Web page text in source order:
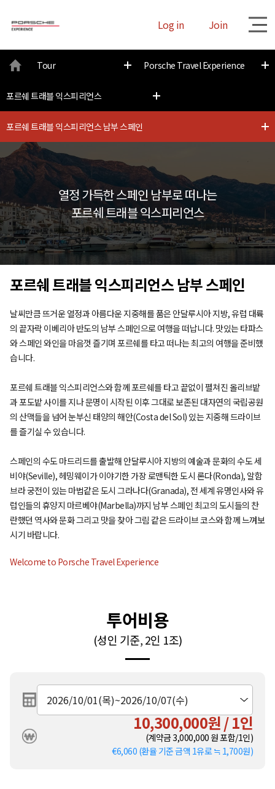
대
메
뉴
Log in Join
Tour Porsche Travel Experience
포르쉐 트래블 익스피리언스
포르쉐 트래블 익스피리언스 남부 스페인
열정 가득한 스페인 남부로 떠나는
포르쉐 트래블 익스피리언스
포르쉐 트래블 익스피리언스 남부 스페인
날씨만큼 뜨거운 열정과 아름다운 지중해를 품은 안달루시아 지방, 유럽 대륙
의 끝자락 이베리아 반도의 남부 스페인으로 여행을 떠납니다. 맛있는 타파스
와 스페인 와인을 마음껏 즐기며 포르쉐를 타고 떠나는 최고의 여행을 준비했
습니다.
포르쉐 트래블 익스피리언스와 함께 포르쉐를 타고 끝없이 펼쳐진 올리브밭
과 포도밭 사이를 지나 문명이 시작된 이후 그대로 보존된 대자연의 국립공원
의 산맥들을 넘어 눈부신 태양의 해안(Costa del Sol) 있는 지중해 드라이브
를 즐기실 수 있습니다.
스페인의 수도 마드리드를 출발해 안달루시아 지방의 예술과 문화의 수도 세
비야(Seville), 헤밍웨이가 이야기한 가장 로맨틱한 도시 론다(Ronda), 알함
브라 궁전이 있는 마법같은 도시 그라나다(Granada), 전 세계 유명인사와 유
럽인들의 휴양지 마르베야(Marbella)까지 남부 스페인 최고의 도시들의 찬
란했던 역사와 문화 그리고 맛을 찾아 그림 같은 드라이브 코스와 함께 느껴보
시기 바랍니다.
Welcome to Porsche Travel Experience
투어비용
(성인 기준, 2인 1조)
10,300,000원 / 1인
(계약금3,000,000 원 포함/1인)
€6,060 (환율 기준 금액 1유로 ≒ 1,700원)